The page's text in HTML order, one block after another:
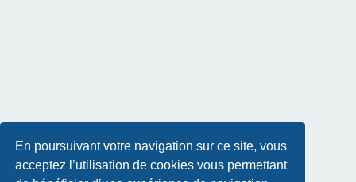
En poursuivant votre navigation sur ce site, vous
acceptez l’utilisation de cookies vous permettant